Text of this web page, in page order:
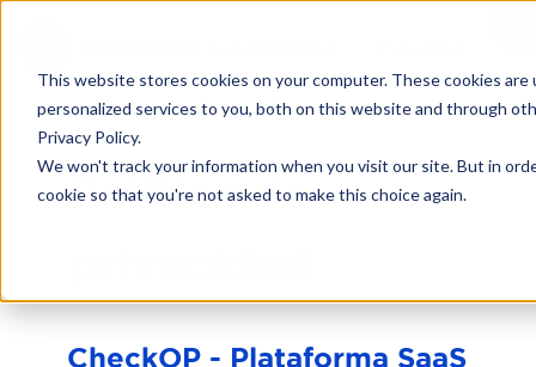
This website stores cookies on your computer. These cookies
personalized services to you, both on this website and through
Privacy Policy.
We won't track your information when you visit our site. But in
cookie so that you're not asked to make this choice again.
Política de
CheckOP - Plataforma SaaS